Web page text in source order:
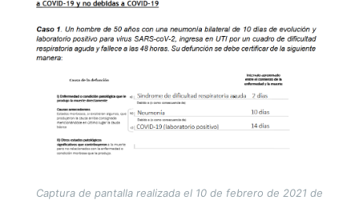
Captura de pantalla realizada el 10 de febrero de 2021 de